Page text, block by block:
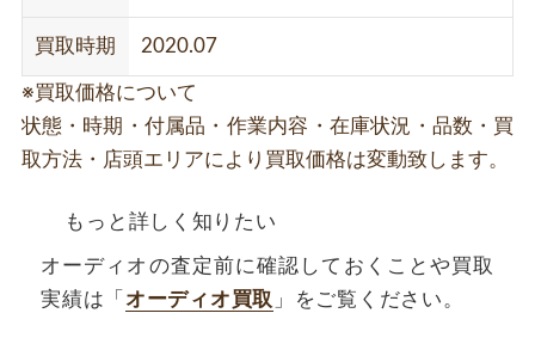
買取時期 2020.07
※買取価格について
状態・時期・付属品・作業内容・在庫状況・品数・買
取方法・店頭エリアにより買取価格は変動致します。
もっと詳しく知りたい
オーディオの査定前に確認しておくことや買取
実績は「 オーディオ買取 」をご覧ください。